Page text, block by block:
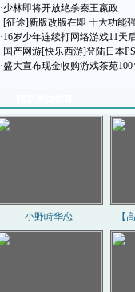
·少林即将开放绝杀秦王嬴政
·[征途]新版改版在即 十大功能
·16岁少年连续打网络游戏11天
· 国产网游[快乐西游]登陆日本
·盛大宣布现金收购游戏茶苑100